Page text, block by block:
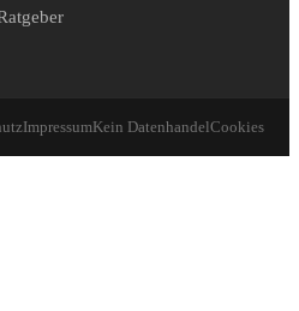
ImpressumKein DatenhandelCookies